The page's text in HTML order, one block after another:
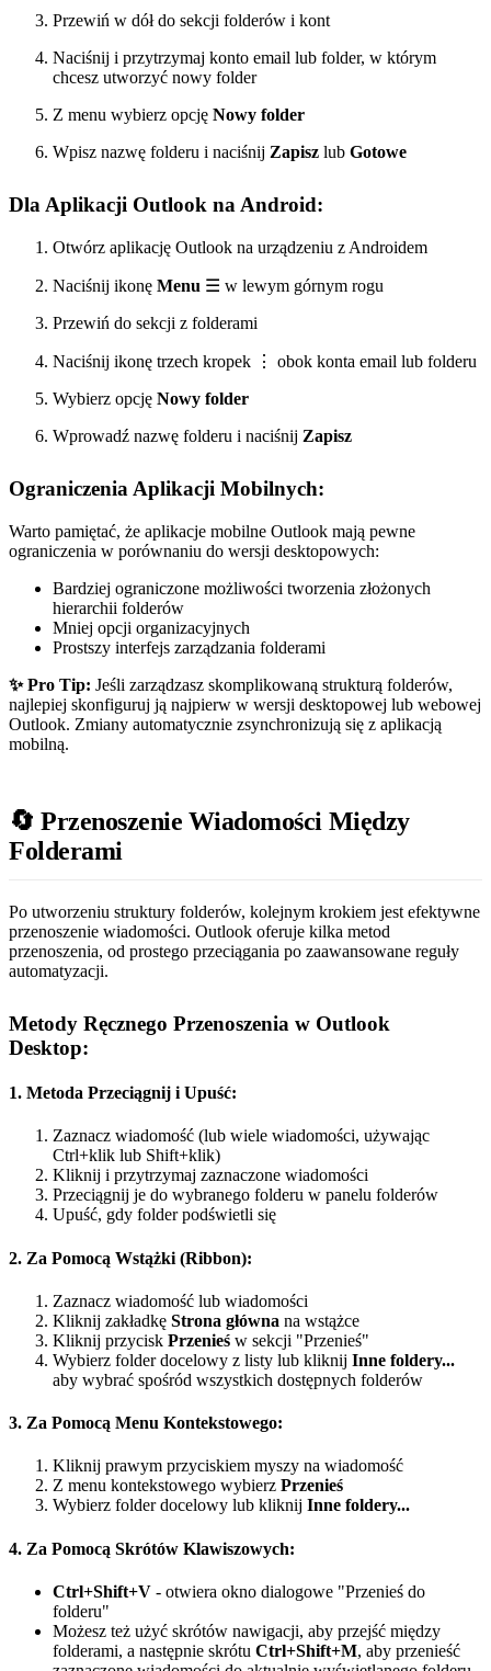
Przewiń w dół do sekcji folderów i kont
Naciśnij i przytrzymaj konto email lub folder, w którym
chcesz utworzyć nowy folder
Z menu wybierz opcję Nowy folder
Wpisz nazwę folderu i naciśnij Zapisz lub Gotowe
Dla Aplikacji Outlook na Android:
Otwórz aplikację Outlook na urządzeniu z Androidem
Naciśnij ikonę Menu ☰ w lewym górnym rogu
Przewiń do sekcji z folderami
Naciśnij ikonę trzech kropek ⋮ obok konta email lub folderu
Wybierz opcję Nowy folder
Wprowadź nazwę folderu i naciśnij Zapisz
Ograniczenia Aplikacji Mobilnych:
Warto pamiętać, że aplikacje mobilne Outlook mają pewne
ograniczenia w porównaniu do wersji desktopowych:
Bardziej ograniczone możliwości tworzenia złożonych
hierarchii folderów
Mniej opcji organizacyjnych
Prostszy interfejs zarządzania folderami
✨ Pro Tip: Jeśli zarządzasz skomplikowaną strukturą folderów,
najlepiej skonfiguruj ją najpierw w wersji desktopowej lub webowej
Outlook. Zmiany automatycznie zsynchronizują się z aplikacją
mobilną.
🔄 Przenoszenie Wiadomości Między
Folderami
Po utworzeniu struktury folderów, kolejnym krokiem jest efektywne
przenoszenie wiadomości. Outlook oferuje kilka metod
przenoszenia, od prostego przeciągania po zaawansowane reguły
automatyzacji.
Metody Ręcznego Przenoszenia w Outlook
Desktop:
1. Metoda Przeciągnij i Upuść:
Zaznacz wiadomość (lub wiele wiadomości, używając
Ctrl+klik lub Shift+klik)
Kliknij i przytrzymaj zaznaczone wiadomości
Przeciągnij je do wybranego folderu w panelu folderów
Upuść, gdy folder podświetli się
2. Za Pomocą Wstążki (Ribbon):
Zaznacz wiadomość lub wiadomości
Kliknij zakładkę Strona główna na wstążce
Kliknij przycisk Przenieś w sekcji "Przenieś"
Wybierz folder docelowy z listy lub kliknij Inne foldery...
aby wybrać spośród wszystkich dostępnych folderów
3. Za Pomocą Menu Kontekstowego:
Kliknij prawym przyciskiem myszy na wiadomość
Z menu kontekstowego wybierz Przenieś
Wybierz folder docelowy lub kliknij Inne foldery...
4. Za Pomocą Skrótów Klawiszowych:
Ctrl+Shift+V - otwiera okno dialogowe "Przenieś do
folderu"
Możesz też użyć skrótów nawigacji, aby przejść między
folderami, a następnie skrótu Ctrl+Shift+M, aby przenieść